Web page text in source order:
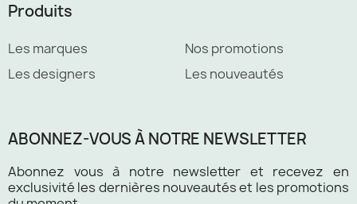
Produits
Les marques
Les designers
Nos promotions
Les nouveautés
ABONNEZ-VOUS À NOTRE NEWSLETTER
Abonnez vous à notre newsletter et recevez en
exclusivité les dernières nouveautés et les promotions